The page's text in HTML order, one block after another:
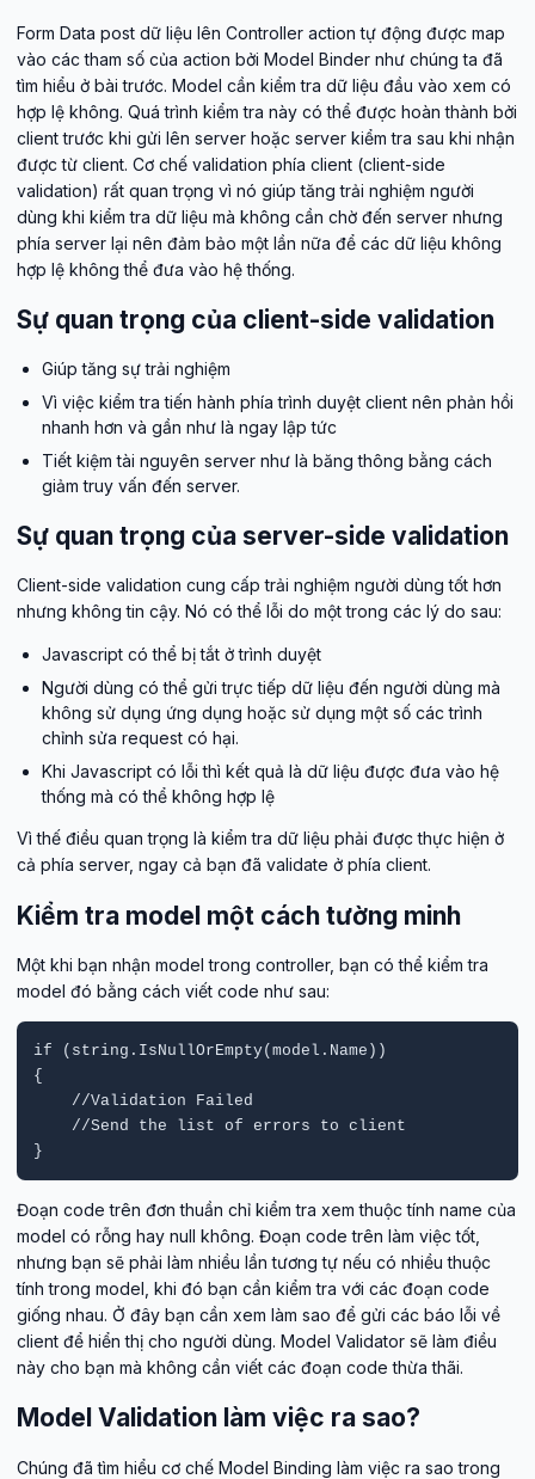
Form Data post dữ liệu lên Controller action tự động được map
vào các tham số của action bởi Model Binder như chúng ta đã
tìm hiểu ở bài trước. Model cần kiểm tra dữ liệu đầu vào xem có
hợp lệ không. Quá trình kiểm tra này có thể được hoàn thành bởi
client trước khi gửi lên server hoặc server kiểm tra sau khi nhận
được từ client. Cơ chế validation phía client (client-side
validation) rất quan trọng vì nó giúp tăng trải nghiệm người
dùng khi kiểm tra dữ liệu mà không cần chờ đến server nhưng
phía server lại nên đảm bảo một lần nữa để các dữ liệu không
hợp lệ không thể đưa vào hệ thống.
Sự quan trọng của client-side validation
Giúp tăng sự trải nghiệm
Vì việc kiểm tra tiến hành phía trình duyệt client nên phản hồi
nhanh hơn và gần như là ngay lập tức
Tiết kiệm tài nguyên server như là băng thông bằng cách
giảm truy vấn đến server.
Sự quan trọng của server-side validation
Client-side validation cung cấp trải nghiệm người dùng tốt hơn
nhưng không tin cậy. Nó có thể lỗi do một trong các lý do sau:
Javascript có thể bị tắt ở trình duyệt
Người dùng có thể gửi trực tiếp dữ liệu đến người dùng mà
không sử dụng ứng dụng hoặc sử dụng một số các trình
chỉnh sửa request có hại.
Khi Javascript có lỗi thì kết quả là dữ liệu được đưa vào hệ
thống mà có thể không hợp lệ
Vì thế điều quan trọng là kiểm tra dữ liệu phải được thực hiện ở
cả phía server, ngay cả bạn đã validate ở phía client.
Kiểm tra model một cách tường minh
Một khi bạn nhận model trong controller, bạn có thể kiểm tra
model đó bằng cách viết code như sau:
if (string.IsNullOrEmpty(model.Name))
{
    //Validation Failed
    //Send the list of errors to client
}
Đoạn code trên đơn thuần chỉ kiểm tra xem thuộc tính name của
model có rỗng hay null không. Đoạn code trên làm việc tốt,
nhưng bạn sẽ phải làm nhiều lần tương tự nếu có nhiều thuộc
tính trong model, khi đó bạn cần kiểm tra với các đoạn code
giống nhau. Ở đây bạn cần xem làm sao để gửi các báo lỗi về
client để hiển thị cho người dùng. Model Validator sẽ làm điều
này cho bạn mà không cần viết các đoạn code thừa thãi.
Model Validation làm việc ra sao?
Chúng đã tìm hiểu cơ chế Model Binding làm việc ra sao trong